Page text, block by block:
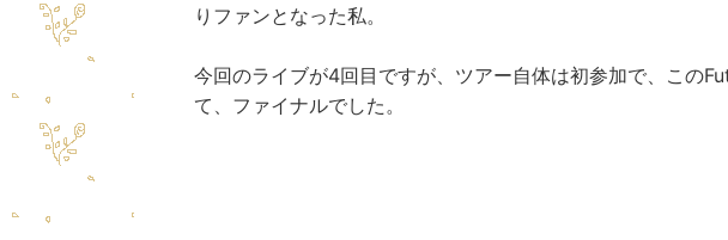
りファンとなった私。
今回のライブが4回目ですが、ツアー自体は初参加で、この
て、ファイナルでした。